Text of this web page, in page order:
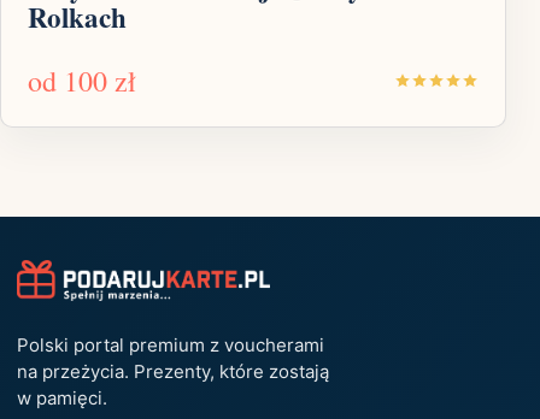
Rolkach
od 100 zł
Polski portal premium z voucherami
na przeżycia. Prezenty, które zostają
w pamięci.